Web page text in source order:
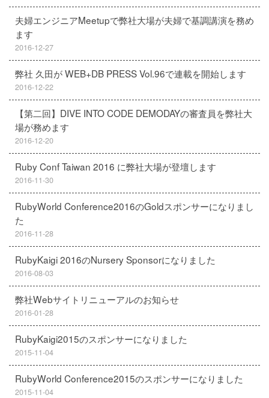
夫婦エンジニアMeetupで弊社大場が夫婦で基調講演を務め
ます
2016-12-27
弊社 久田が WEB+DB PRESS Vol.96で連載を開始します
2016-12-22
【第二回】DIVE INTO CODE DEMODAYの審査員を弊社大
場が務めます
2016-12-20
Ruby Conf Taiwan 2016 に弊社大場が登壇します
2016-11-30
RubyWorld Conference2016のGoldスポンサーになりまし
た
2016-11-28
RubyKaigi 2016のNursery Sponsorになりました
2016-08-03
弊社Webサイトリニューアルのお知らせ
2016-01-28
RubyKaigi2015のスポンサーになりました
2015-11-04
RubyWorld Conference2015のスポンサーになりました
2015-11-04